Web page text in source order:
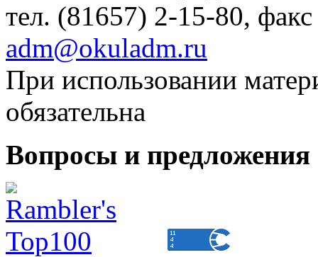
тел. (81657) 2-15-80,
adm@okuladm.ru
При использовании
обязательна
Вопросы и